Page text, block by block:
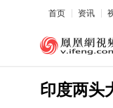
首页 资讯
印度两头